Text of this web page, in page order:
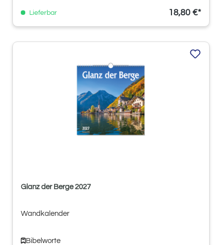
Lieferbar 18,80 €*
Glanz der Berge 2027
Wandkalender
Bibelworte